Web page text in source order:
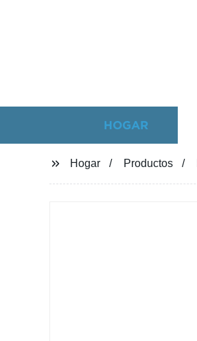
HOGAR
Hogar Productos